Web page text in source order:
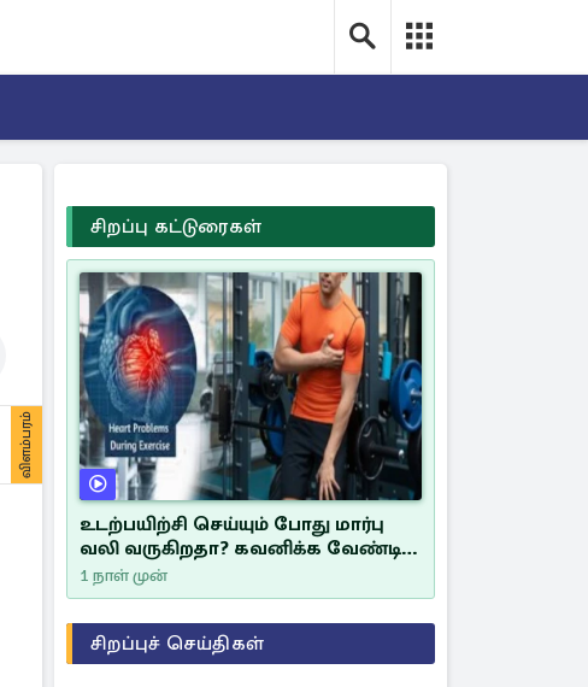
விளம்பரம்
சிறப்பு கட்டுரைகள்
உடற்பயிற்சி செய்யும் போது மார்பு
வலி வருகிறதா? கவனிக்க வேண்டிய
எச்சரிக்கை அறிகுறிகள்
1 நாள் முன்
சிறப்புச் செய்திகள்